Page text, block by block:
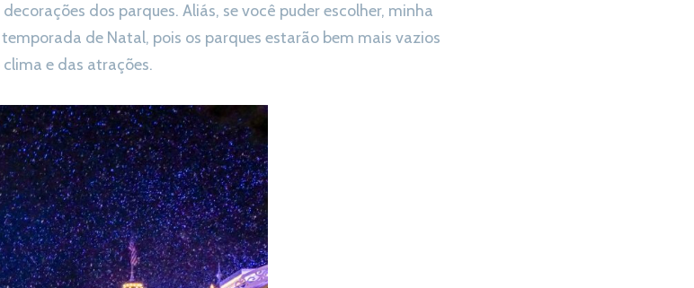
dos parques. Aliás, se você puder escolher, minha
de Natal, pois os parques estarão bem mais vazios
e das atrações.